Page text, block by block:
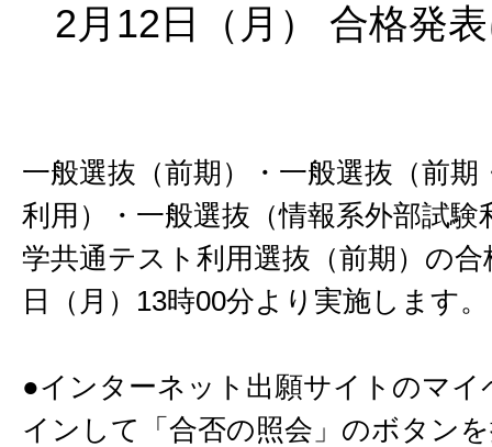
2月12日（月） 合格発
一般選抜（前期）・一般選抜（前期
利用）・一般選抜（情報系外部試験
学共通テスト利用選抜（前期）の合
日（月）13時00分より実施します。
●インターネット出願サイトのマイ
インして「合否の照会」のボタン